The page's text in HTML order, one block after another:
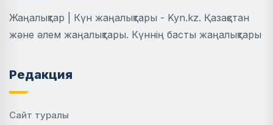
Жаңалықтар | Күн жаңалықтары - Kyn.kz. Қазақстан
және әлем жаңалықтары. Күннің басты жаңалықтары
Редакция
Сайт туралы